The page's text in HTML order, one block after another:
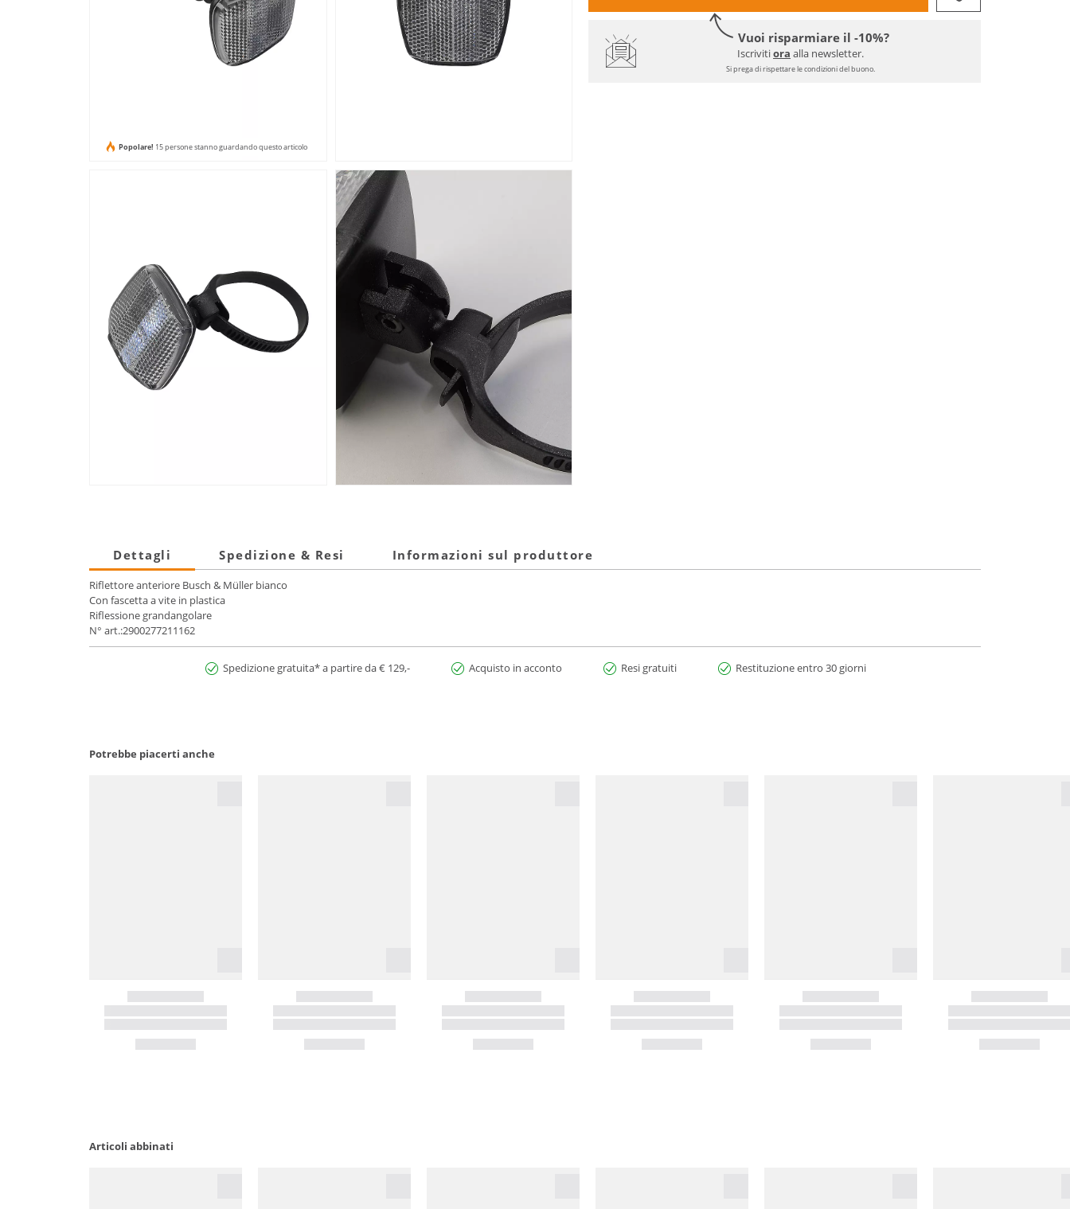
Popolare! 15 persone stanno guardando questo articolo
Vuoi risparmiare il -10%?
Iscrivitiora alla newsletter.
Si prega di rispettare le condizioni del buono.
Dettagli Spedizione & Resi Informazioni sul produttore
Riflettore anteriore Busch & Müller bianco
Con fascetta a vite in plastica
Riflessione grandangolare
N° art.:2900277211162
Spedizione gratuita* a partire da € 129,- Acquisto in acconto Resi gratuiti Restituzione entro 30 giorni
Potrebbe piacerti anche
Articoli abbinati